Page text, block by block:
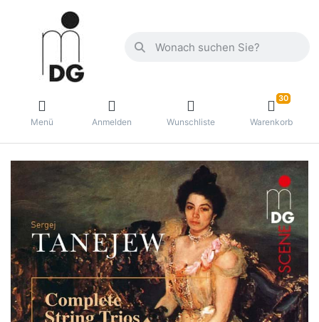
Menü Anmelden Wunschliste
30
Warenkorb